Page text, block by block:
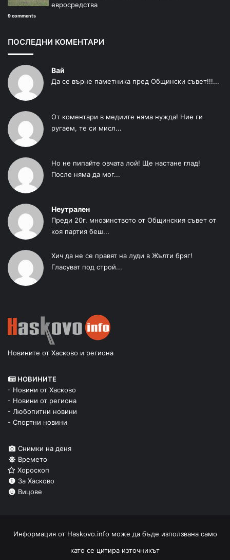
евросредства
9 comments
ПОСЛЕДНИ КОМЕНТАРИ
Вай
Да се върне паметника пред Общински съвет!!!...
От коментари в медиите няма нужда! Ние ги
ругаем, те си мисл...
Но не пипайте овчата лой! Ще настане глад!
После няма да мог...
Неутрален
Преди 20г. мнозинството от Общинския съвет от
коя партия беш...
Хич да не се правят на луди в Жълти бряг!
Гласуват под строй...
Новините от Хасково и региона
НОВИНИТЕ
- Новини от Хасково
- Новини от региона
- Любопитни новини
- Спортни новини
Снимки на деня
Времето
Хороскоп
За Хасково
Вицове
Информация от Haskovo.info може да бъде използвана само
като се цитира източникът